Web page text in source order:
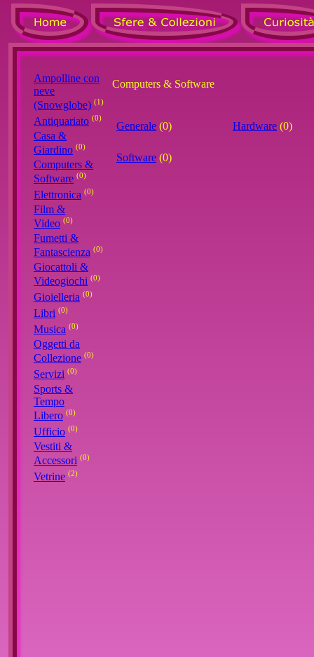
Ampolline con
neve
(Snowglobe) (1)
Antiquariato (0)
Casa &
Giardino (0)
Computers &
Software (0)
Elettronica (0)
Film &
Video (0)
Fumetti &
Fantascienza (0)
Giocattoli &
Videogiochi (0)
Gioielleria (0)
Libri (0)
Musica (0)
Oggetti da
Collezione (0)
Servizi (0)
Sports &
Tempo
Libero (0)
Ufficio (0)
Vestiti &
Accessori (0)
Vetrine (2)
Computers & Software
Generale (0) Hardware (0)
Software (0)